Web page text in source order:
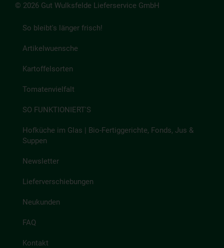
© 2026 Gut Wulksfelde Lieferservice GmbH
So bleibt's länger frisch!
Artikelwuensche
Kartoffelsorten
Tomatenvielfalt
SO FUNKTIONIERT'S
Hofküche im Glas | Bio-Fertiggerichte, Fonds, Jus &
Suppen
Newsletter
Lieferverschiebungen
Neukunden
FAQ
Kontakt